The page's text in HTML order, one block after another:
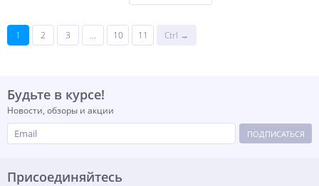
1 2 3 ... 10 11 Ctrl →
Будьте в курсе!
Новости, обзоры и акции
ПОДПИСАТЬСЯ
Присоединяйтесь